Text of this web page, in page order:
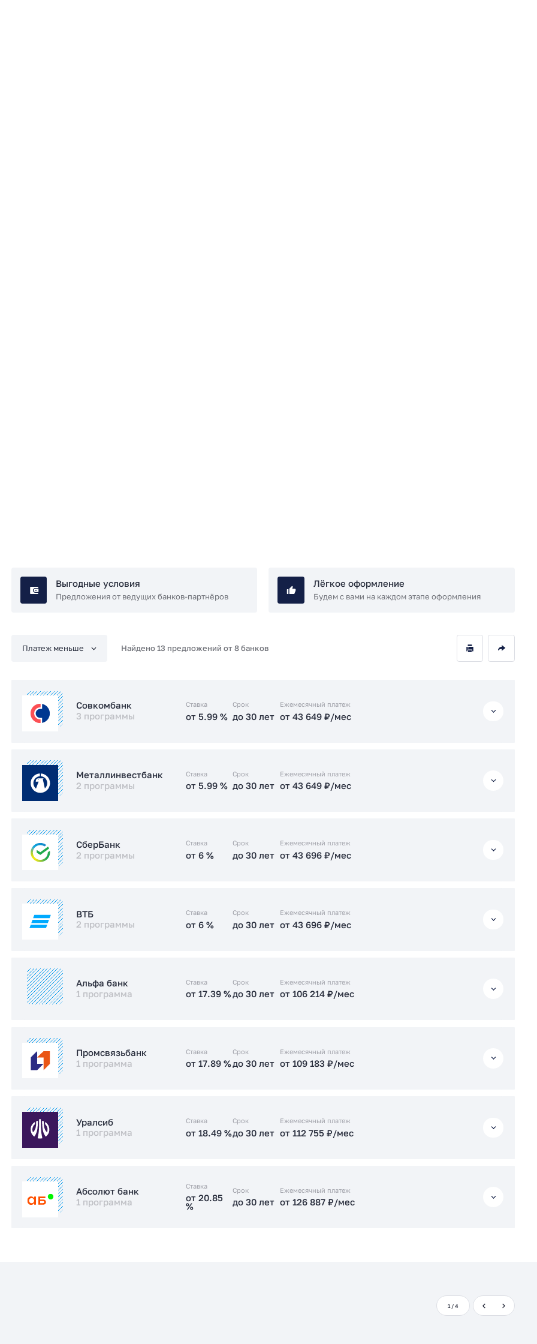
Выгодные условия
Предложения от ведущих банков-партнёров
Лёгкое оформление
Будем с вами на каждом этапе оформления
Найдено 13 предложений от 8 банков
Совкомбанк
3 программы
Ставка
от 5.99 %
Срок
до 30 лет
Ежемесячный платеж
от 43 649 ₽/мес
Семейная
IT-ипотека
Металлинвестбанк
2 программы
Ставка
от 5.99 %
Срок
до 30 лет
Ежемесячный платеж
от 43 649 ₽/мес
IT-ипотека
Стандартная
СберБанк
2 программы
Ставка
от 6 %
Срок
до 30 лет
Ежемесячный платеж
от 43 696 ₽/мес
IT-ипотека
Стандартная
ВТБ
2 программы
Ставка
от 6 %
Срок
до 30 лет
Ежемесячный платеж
от 43 696 ₽/мес
IT-ипотека
Стандартная
Альфа банк
1 программа
Ставка
от 17.39 %
Срок
до 30 лет
Ежемесячный платеж
от 106 214 ₽/мес
Стандартная
Промсвязьбанк
1 программа
Ставка
от 17.89 %
Срок
до 30 лет
Ежемесячный платеж
от 109 183 ₽/мес
Стандартная
Уралсиб
1 программа
Ставка
от 18.49 %
Срок
до 30 лет
Ежемесячный платеж
от 112 755 ₽/мес
Стандартная
Абсолют банк
1 программа
Ставка
от 20.85
%
Срок
до 30 лет
Ежемесячный платеж
от 126 887 ₽/мес
Подать заявку застройщику 1 /4